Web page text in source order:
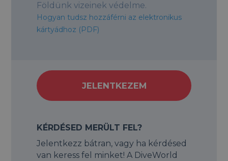
Földünk vizeinek védelme.
Hogyan tudsz hozzáférni az elektronikus
kártyádhoz (PDF)
JELENTKEZEM
KÉRDÉSED MERÜLT FEL?
Jelentkezz bátran, vagy ha kérdésed
van keress fel minket! A DiveWorld